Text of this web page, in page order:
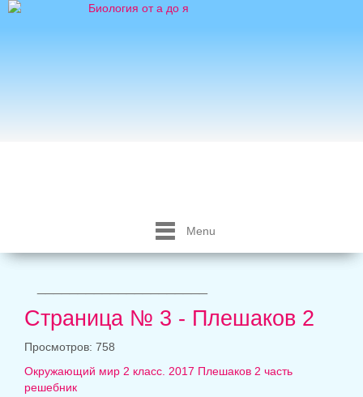
Menu
Страница № 3 - Плешаков 2
Просмотров: 758
Окружающий мир 2 класс. 2017 Плешаков 2 часть
решебник